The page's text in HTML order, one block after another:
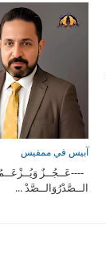
آبيس في ممفيس
----عَــجُــزٌ
الــصَّدْرُوَالــصَّدْ ...